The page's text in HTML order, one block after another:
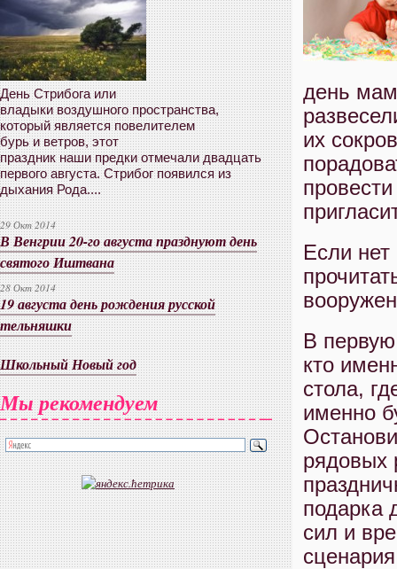
день
их
Если
В
кто
стола,
именно
рядовых
подарка
сил и
День Стрибога или
владыки воздушного пространства,
который является повелителем
бурь и ветров, этот
праздник наши предки отмечали двадцать
первого августа. Стрибог появился из
дыхания Рода....
29 Окт 2014
В Венгрии 20-го августа празднуют день
святого Иштвана
28 Окт 2014
19 августа день рождения русской
тельняшки
Школьный Новый год
Мы рекомендуем